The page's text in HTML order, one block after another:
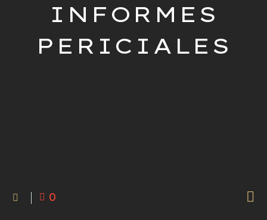
INFORMES
PERICIALES

0